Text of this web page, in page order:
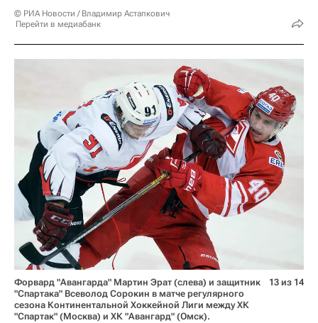
© РИА Новости / Владимир Астапкович
Перейти в медиабанк
Форвард "Авангарда" Мартин Эрат (слева) и защитник
"Спартака" Всеволод Сорокин в матче регулярного
сезона Континентальной Хоккейной Лиги между ХК
"Спартак" (Москва) и ХК "Авангард" (Омск).
13 из 14